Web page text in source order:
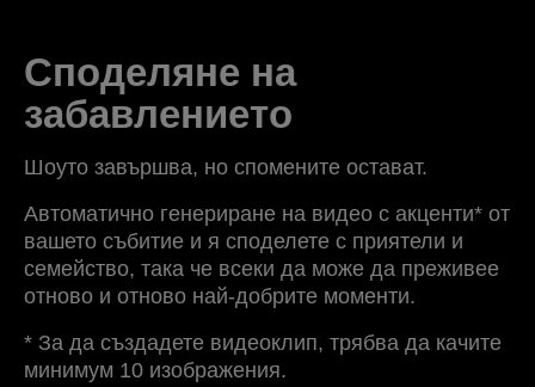
Споделяне на
забавлението
Шоуто завършва, но спомените остават.
Автоматично генериране на видео с акценти* от
вашето събитие и я споделете с приятели и
семейство, така че всеки да може да преживее
отново и отново най-добрите моменти.
* За да създадете видеоклип, трябва да качите
минимум 10 изображения.